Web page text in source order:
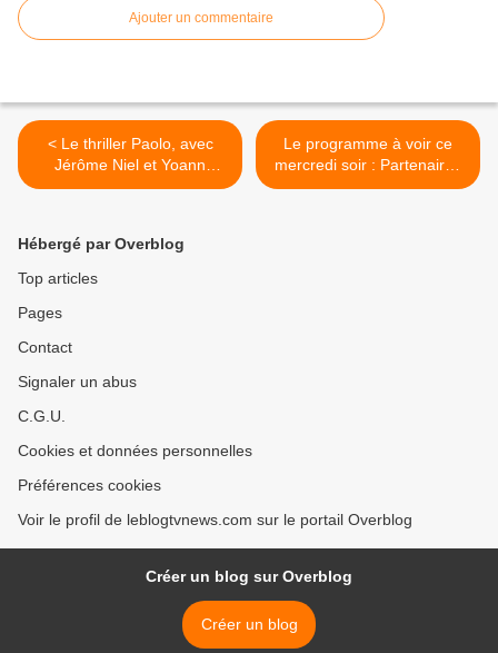
Ajouter un commentaire
< Le thriller Paolo, avec
Jérôme Niel et Yoann
Gasiorowski de la Comédie
épisodes).
Le programme à voir ce
mercredi soir : Partenaires
particuliers, un voyage pas
Hébergé par Overblog
Top articles
Pages
Contact
Signaler un abus
C.G.U.
Cookies et données personnelles
Préférences cookies
Voir le profil de leblogtvnews.com sur le portail Overblog
Créer un blog sur Overblog
Créer un blog